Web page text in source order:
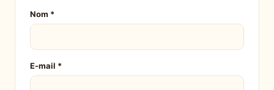
Nom *
E-mail *